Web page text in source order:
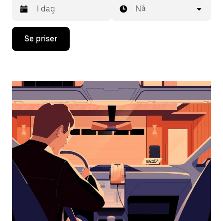
Trykk
piltast
åpne
og
velge
dato.
Trykk
på
Esc-
knappen
kalenderen.
Nå
Se priser